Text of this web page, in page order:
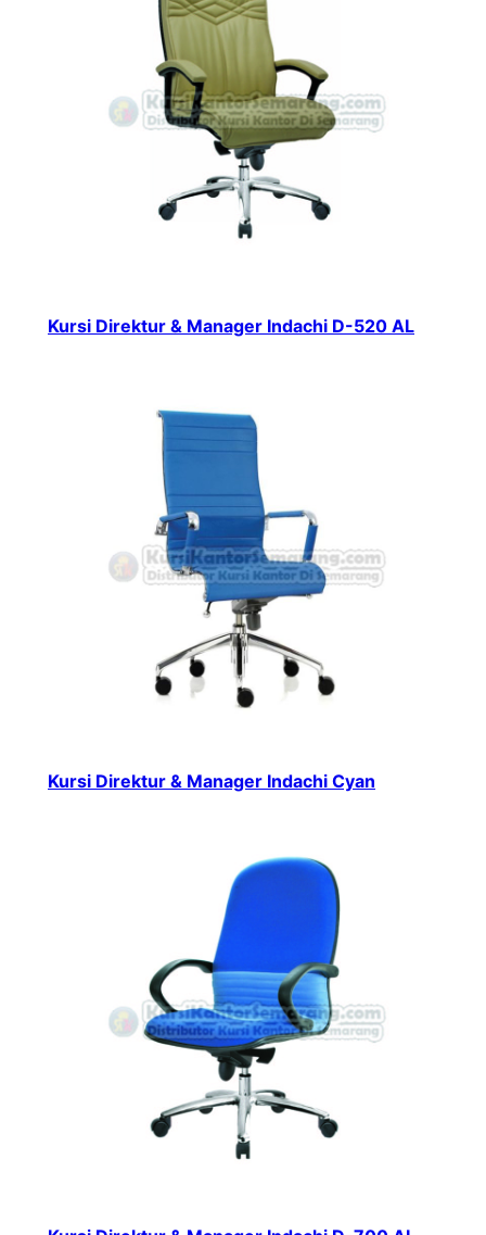
Kursi Direktur & Manager Indachi D-520 AL
Kursi Direktur & Manager Indachi Cyan